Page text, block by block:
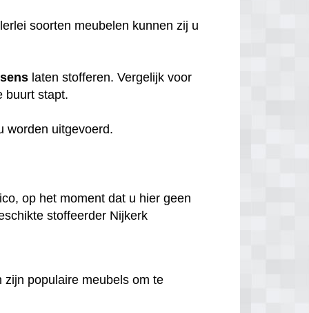
soorten meubelen kunnen zij u
laten stofferen. Vergelijk voor
buurt stapt.
worden uitgevoerd.
op het moment dat u hier geen
stoffeerder Nijkerk
populaire meubels om te